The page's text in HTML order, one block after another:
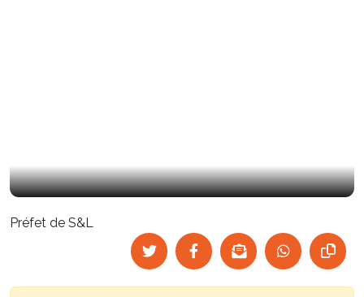
Préfet de S&L